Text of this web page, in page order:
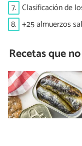
7. Clasificación de
8. +25 almuerzos
Recetas que